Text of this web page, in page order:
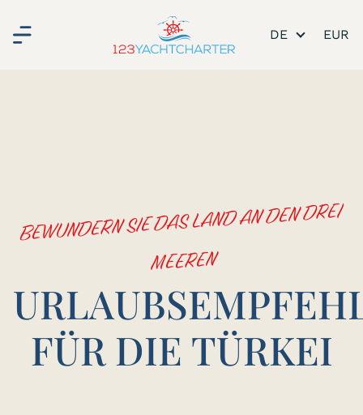
DE
BEWUNDERN SIE DAS LAND AN DEN DREI
MEEREN
FÜR DIE TÜRKEI